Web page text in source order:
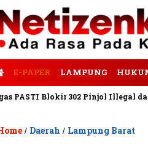
E-PAPER LAMPUNG
Blokir 302 Pinjol Illegal dan
/ Daerah / Lampung Barat